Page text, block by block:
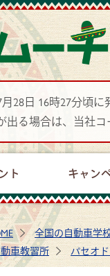
月28日 16時27分頃
出る場合は、当社
ト キャン
全国の自動車学
車教習所
パセオ